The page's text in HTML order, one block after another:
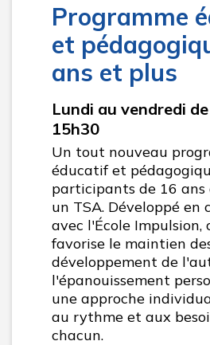
Programme
et
ans et plus
Lundi au vendredi
15h30
Un tout nouveau
éducatif et
participants de 16
un TSA. Développé en
avec l'École Impulsion,
favorise le maintien
développement de
l'épanouissement
une approche
au rythme et aux
chacun.